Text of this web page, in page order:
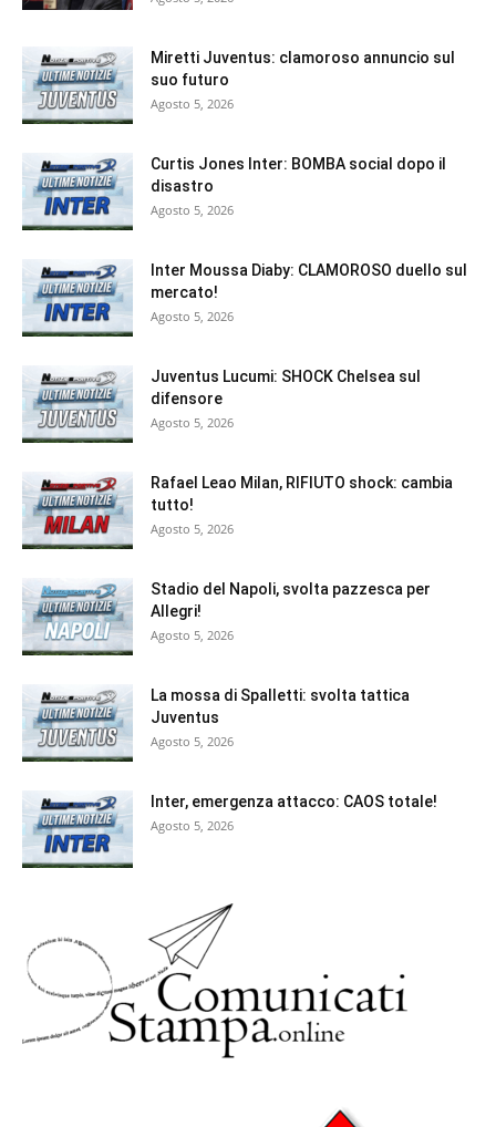
Miretti Juventus: clamoroso annuncio sul
suo futuro
Agosto 5, 2026
Curtis Jones Inter: BOMBA social dopo il
disastro
Agosto 5, 2026
Inter Moussa Diaby: CLAMOROSO duello sul
mercato!
Agosto 5, 2026
Juventus Lucumi: SHOCK Chelsea sul
difensore
Agosto 5, 2026
Rafael Leao Milan, RIFIUTO shock: cambia
tutto!
Agosto 5, 2026
Stadio del Napoli, svolta pazzesca per
Allegri!
Agosto 5, 2026
La mossa di Spalletti: svolta tattica
Juventus
Agosto 5, 2026
Inter, emergenza attacco: CAOS totale!
Agosto 5, 2026